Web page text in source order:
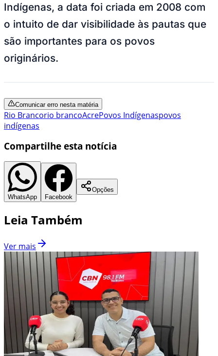
Indígenas, a data foi criada em 2008 com
o intuito de dar visibilidade às pautas que
são importantes para os povos
originários.
Comunicar erro nesta matéria
Rio Brancorio brancoAcrePovos Indígenaspovos
indígenas
Compartilhe esta notícia
WhatsApp Facebook
Opções
Leia Também
Ver mais